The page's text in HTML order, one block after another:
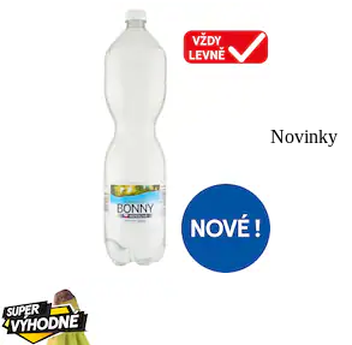
Novinky